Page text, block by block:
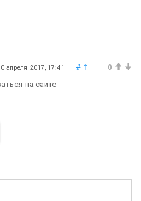
апреля 2017, 17:41 # ↑
0
на сайте